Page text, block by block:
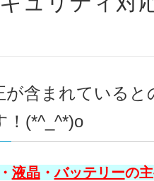
含まれている
！(*^_^*)o
・ 液晶・バッテリーの